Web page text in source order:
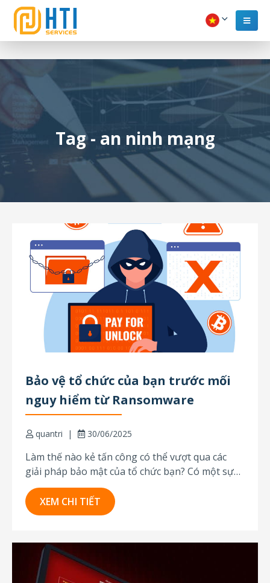
Tag - an ninh mạng
Bảo vệ tổ chức của bạn trước mối
nguy hiểm từ Ransomware
quantri 30/06/2025
Làm thế nào kẻ tấn công có thể vượt qua các
giải pháp bảo mật của tổ chức bạn? Có một sự
thật là đa số các sản phẩm chống virus nổi tiếng
trên thị trường đều có thể ngăn chặn hầu hết
các cuộc tấn công bằng ransomware. Chỉ...
XEM CHI TIẾT